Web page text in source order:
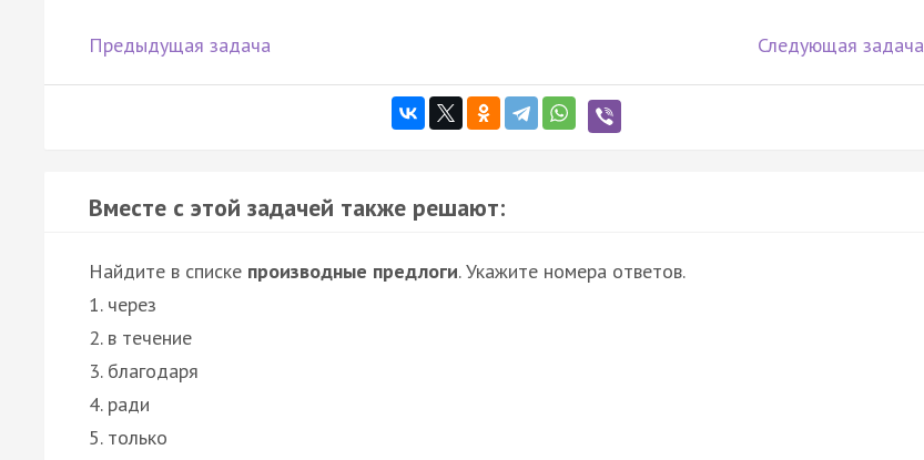
Предыдущая задача Следующая задача
Вместе с этой задачей также решают:
Найдите в списке производные предлоги. Укажите номера ответов.
1. через
2. в течение
3. благодаря
4. ради
5. только